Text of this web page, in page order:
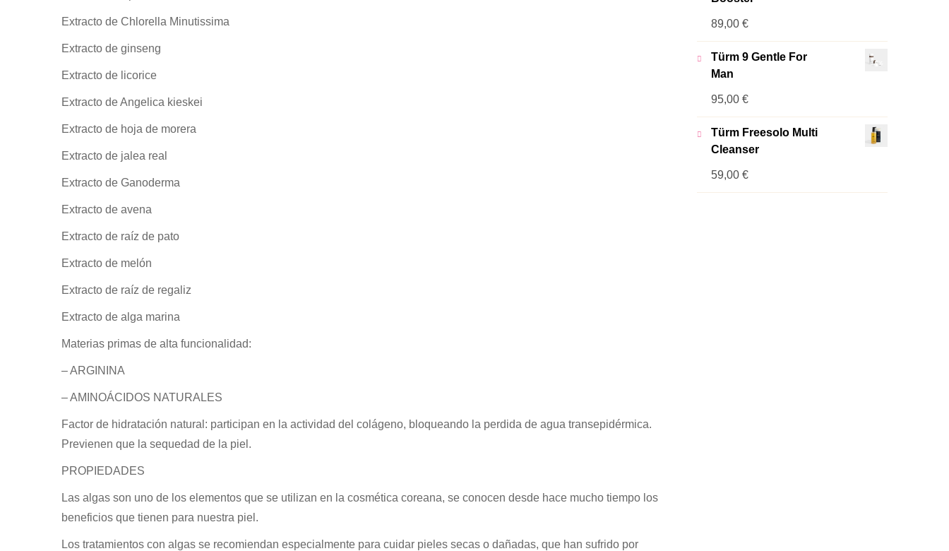
Extracto de Chlorella Minutissima
Extracto de ginseng
Extracto de licorice
Extracto de Angelica kieskei
Extracto de hoja de morera
Extracto de jalea real
Extracto de Ganoderma
Extracto de avena
Extracto de raíz de pato
Extracto de melón
Extracto de raíz de regaliz
Extracto de alga marina
Materias primas de alta funcionalidad:
– ARGININA
– AMINOÁCIDOS NATURALES
Factor de hidratación natural: participan en la actividad del colágeno, bloqueando la perdida de agua transepidérmica.
Previenen que la sequedad de la piel.
PROPIEDADES
Las algas son uno de los elementos que se utilizan en la cosmética coreana, se conocen desde hace mucho tiempo los
beneficios que tienen para nuestra piel.
Los tratamientos con algas se recomiendan especialmente para cuidar pieles secas o dañadas, que han sufrido por
89,00 €
Türm 9 Gentle For
Man
95,00 €
Türm Freesolo Multi
Cleanser
59,00 €